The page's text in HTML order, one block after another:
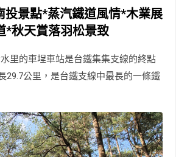
投景點*蒸汽鐵道風情*木業展
*秋天賞落羽松景致
里的車埕車站是台鐵集集支線的終點
29.7公里，是台鐵支線中最長的一條鐵